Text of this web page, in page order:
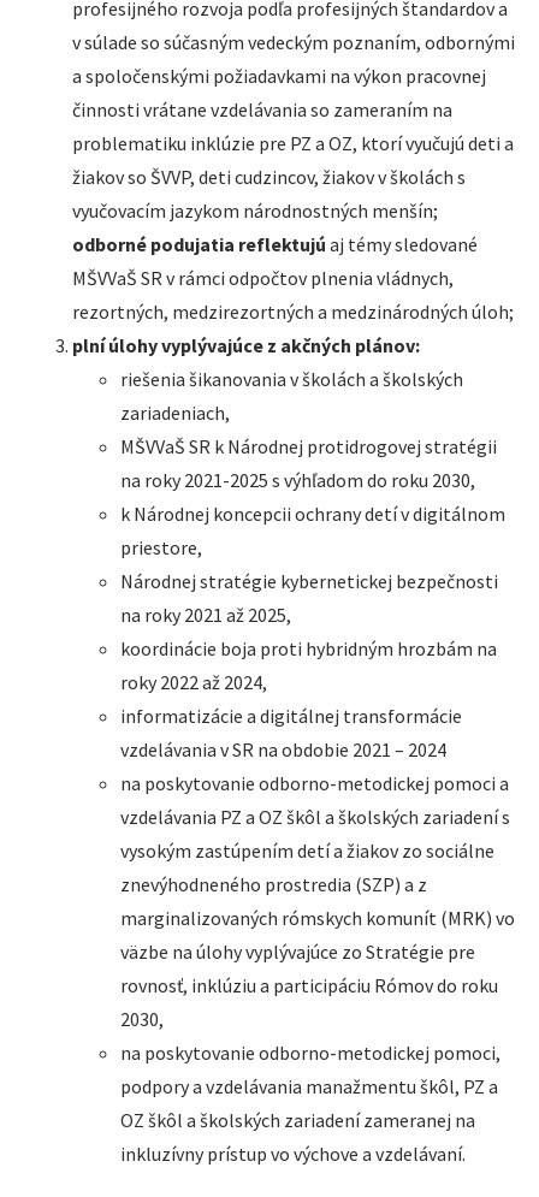
profesijného rozvoja podľa profesijných štandardov a
v súlade so súčasným vedeckým poznaním, odbornými
a spoločenskými požiadavkami na výkon pracovnej
činnosti vrátane vzdelávania so zameraním na
problematiku inklúzie pre PZ a OZ, ktorí vyučujú deti a
žiakov so ŠVVP, deti cudzincov, žiakov v školách s
vyučovacím jazykom národnostných menšín;
odborné podujatia reflektujú aj témy sledované
MŠVVaŠ SR v rámci odpočtov plnenia vládnych,
rezortných, medzirezortných a medzinárodných úloh;
plní úlohy vyplývajúce z akčných plánov:
riešenia šikanovania v školách a školských
zariadeniach,
MŠVVaŠ SR k Národnej protidrogovej stratégii
na roky 2021-2025 s výhľadom do roku 2030,
k Národnej koncepcii ochrany detí v digitálnom
priestore,
Národnej stratégie kybernetickej bezpečnosti
na roky 2021 až 2025,
koordinácie boja proti hybridným hrozbám na
roky 2022 až 2024,
informatizácie a digitálnej transformácie
vzdelávania v SR na obdobie 2021 – 2024
na poskytovanie odborno-metodickej pomoci a
vzdelávania PZ a OZ škôl a školských zariadení s
vysokým zastúpením detí a žiakov zo sociálne
znevýhodneného prostredia (SZP) a z
marginalizovaných rómskych komunít (MRK) vo
väzbe na úlohy vyplývajúce zo Stratégie pre
rovnosť, inklúziu a participáciu Rómov do roku
2030,
na poskytovanie odborno-metodickej pomoci,
podpory a vzdelávania manažmentu škôl, PZ a
OZ škôl a školských zariadení zameranej na
inkluzívny prístup vo výchove a vzdelávaní.